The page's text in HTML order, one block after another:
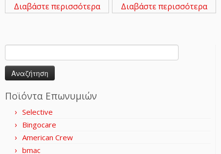
Διαβάστε περισσότερα Διαβάστε περισσότερα
Αναζήτηση
για:
Ποϊόντα Επωνυμιών
Selective
Bingocare
American Crew
bmac